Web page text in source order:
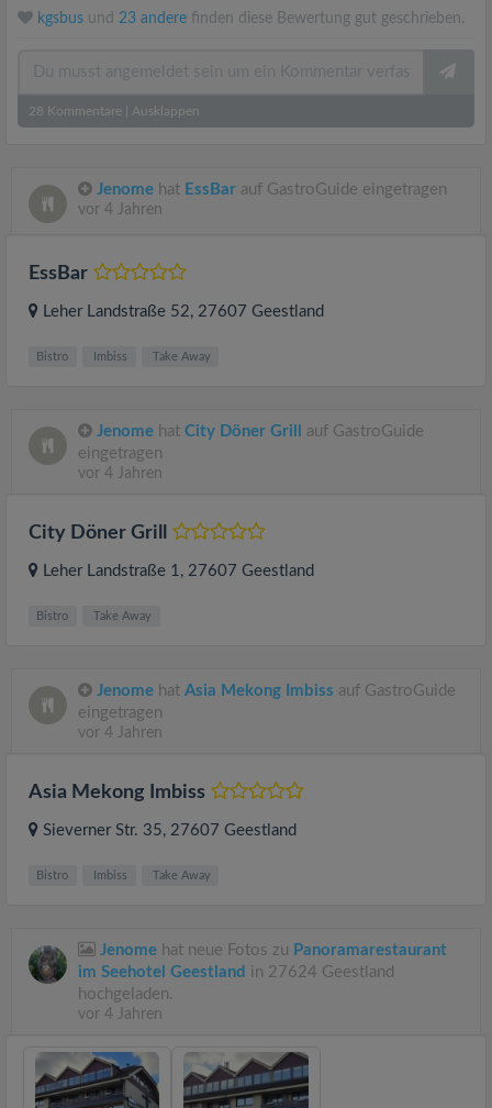
kgsbus und 23 andere finden diese Bewertung gut geschrieben.
28 Kommentare Ausklappen
Jenome hat EssBar auf GastroGuide eingetragen
vor 4 Jahren
EssBar
Leher Landstraße 52, 27607 Geestland
Bistro Imbiss Take Away
Jenome hat City Döner Grill
auf GastroGuide
eingetragen
vor 4 Jahren
City Döner Grill
Leher Landstraße 1 , 27607 Geestland
Bistro Take Away
Jenome hat Asia Mekong Imbiss auf GastroGuide
eingetragen
vor 4 Jahren
Asia Mekong Imbiss
Sieverner Str. 35, 27607 Geestland
Bistro Imbiss Take Away
Jenome hat neue Fotos zu Panoramarestaurant
im Seehotel Geestland in 27624 Geestland
hochgeladen.
vor 4 Jahren